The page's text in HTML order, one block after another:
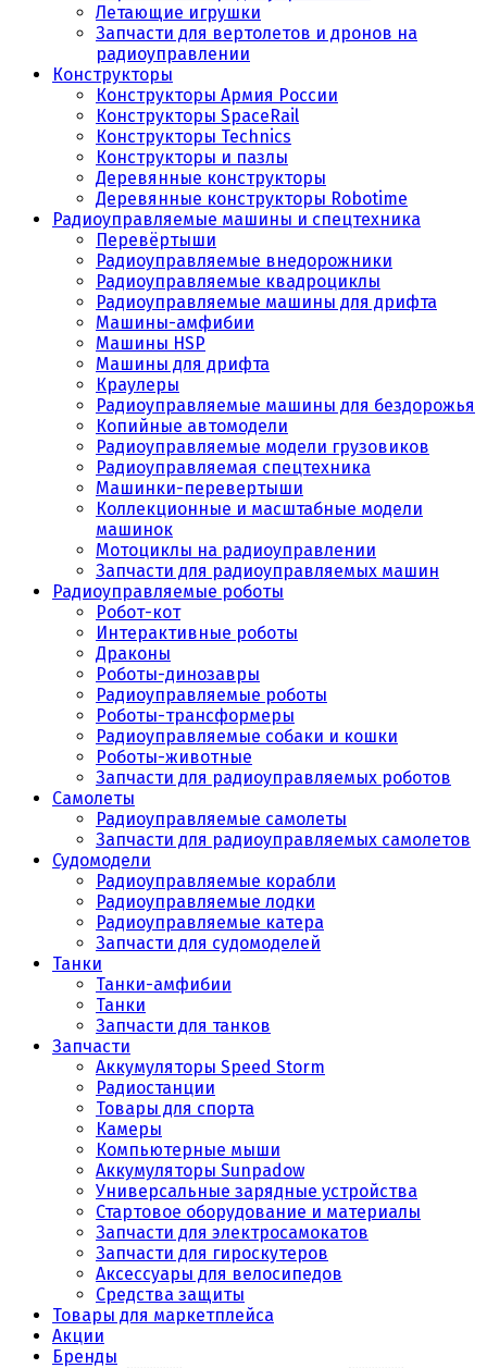
Летающие игрушки
Запчасти для вертолетов и дронов на
радиоуправлении
Конструкторы
Конструкторы Армия России
Конструкторы SpaceRail
Конструкторы Technics
Конструкторы и пазлы
Деревянные конструкторы
Деревянные конструкторы Robotime
Радиоуправляемые машины и спецтехника
Перевёртыши
Радиоуправляемые внедорожники
Радиоуправляемые квадроциклы
Радиоуправляемые машины для дрифта
Машины-амфибии
Машины HSP
Машины для дрифта
Краулеры
Радиоуправляемые машины для бездорожья
Копийные автомодели
Радиоуправляемые модели грузовиков
Радиоуправляемая спецтехника
Машинки-перевертыши
Коллекционные и масштабные модели
машинок
Мотоциклы на радиоуправлении
Запчасти для радиоуправляемых машин
Радиоуправляемые роботы
Робот-кот
Интерактивные роботы
Драконы
Роботы-динозавры
Радиоуправляемые роботы
Роботы-трансформеры
Радиоуправляемые собаки и кошки
Роботы-животные
Запчасти для радиоуправляемых роботов
Самолеты
Радиоуправляемые самолеты
Запчасти для радиоуправляемых самолетов
Судомодели
Радиоуправляемые корабли
Радиоуправляемые лодки
Радиоуправляемые катера
Запчасти для судомоделей
Танки
Танки-амфибии
Танки
Запчасти для танков
Запчасти
Аккумуляторы Speed Storm
Радиостанции
Товары для спорта
Камеры
Компьютерные мыши
Аккумуляторы Sunpadow
Универсальные зарядные устройства
Стартовое оборудование и материалы
Запчасти для электросамокатов
Запчасти для гироскутеров
Аксессуары для велосипедов
Средства защиты
Товары для маркетплейса
Акции
Бренды